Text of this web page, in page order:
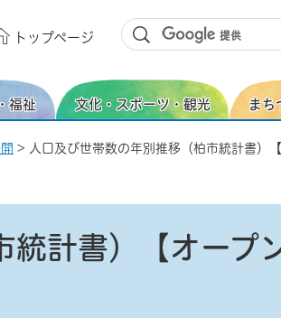
トップページ
福祉 文化・スポーツ・観光 まち
> 人口及び世帯数の年別推移（柏市統計書）
統計書）【オープ